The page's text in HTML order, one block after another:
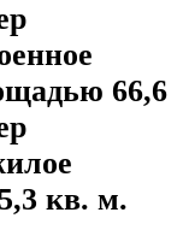
66,6
кв. м.